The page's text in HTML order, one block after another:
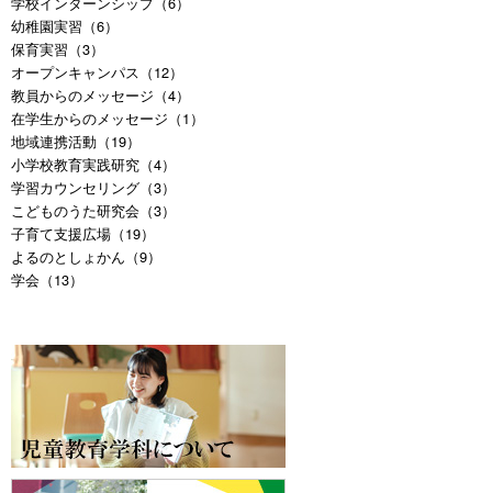
幼稚園実習（6）
保育実習（3）
オープンキャンパス（12）
教員からのメッセージ（4）
在学生からのメッセージ（1）
地域連携活動（19）
小学校教育実践研究（4）
学習カウンセリング（3）
こどものうた研究会（3）
子育て支援広場（19）
よるのとしょかん（9）
学会（13）